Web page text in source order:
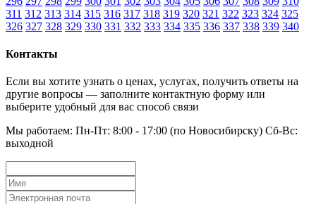
311 312 313 314 315 316 317 318 319 320 321 322 323 324 325
326 327 328 329 330 331 332 333 334 335 336 337 338 339 340
Контакты
Если вы хотите узнать о ценах, услугах, получить ответы на
другие вопросы — заполните контактную форму или
выберите удобный для вас способ связи
Мы работаем: Пн-Пт: 8:00 - 17:00 (по Новосибирску) Сб-Вс:
выходной